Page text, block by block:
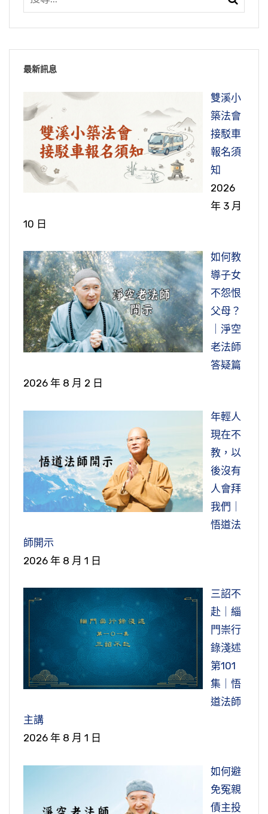
最新訊息
雙溪小
築法會
接駁車
報名須
知
2026
年 3 月
10 日
如何教
導子女
不怨恨
父母？
｜淨空
老法師
答疑篇
2026 年 8 月 2 日
年輕人
現在不
教，以
後沒有
人會拜
我們｜
悟道法
師開示
2026 年 8 月 1 日
三詔不
赴｜緇
門崇行
錄淺述
第101
集｜悟
道法師
主講
2026 年 8 月 1 日
如何避
免冤親
債主投